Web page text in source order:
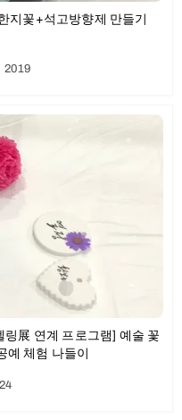
지꽃+석고방향제 만들기
2019
展 연계 프로그램] 예술 꽃
예 체험 나들이